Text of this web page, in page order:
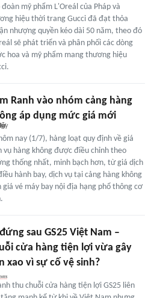
đoàn mỹ phẩm L'Oreál của Pháp và
hiệu thời trang Gucci đã đạt thỏa
nhượng quyền kéo dài 50 năm, theo đó
sẽ phát triển và phân phối các dòng
hoa và mỹ phẩm mang thương hiệu
Ranh vào nhóm cảng hàng
áp dụng mức giá mới
nay (1/7), hàng loạt quy định về giá
vụ hàng không được điều chỉnh theo
thống nhất, minh bạch hơn, từ giá dịch
hành bay, dịch vụ tại cảng hàng không
giá vé máy bay nội địa hạng phổ thông cơ
sau GS25 Việt Nam –
cửa hàng tiện lợi vừa gây
xao vì sự cố vệ sinh?
thu chuỗi cửa hàng tiện lợi GS25 liên